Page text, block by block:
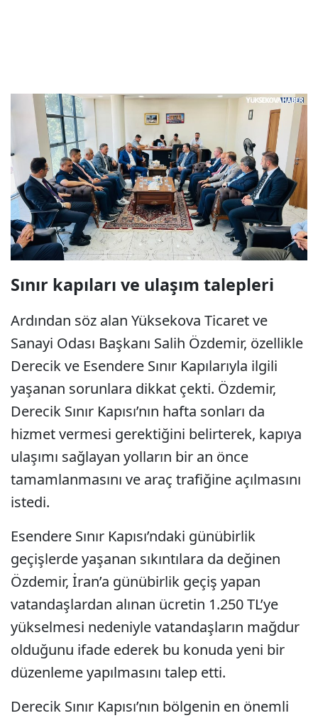
Sınır kapıları ve ulaşım talepleri
Ardından söz alan Yüksekova Ticaret ve
Sanayi Odası Başkanı Salih Özdemir, özellikle
Derecik ve Esendere Sınır Kapılarıyla ilgili
yaşanan sorunlara dikkat çekti. Özdemir,
Derecik Sınır Kapısı’nın hafta sonları da
hizmet vermesi gerektiğini belirterek, kapıya
ulaşımı sağlayan yolların bir an önce
tamamlanmasını ve araç trafiğine açılmasını
istedi.
Esendere Sınır Kapısı’ndaki günübirlik
geçişlerde yaşanan sıkıntılara da değinen
Özdemir, İran’a günübirlik geçiş yapan
vatandaşlardan alınan ücretin 1.250 TL’ye
yükselmesi nedeniyle vatandaşların mağdur
olduğunu ifade ederek bu konuda yeni bir
düzenleme yapılmasını talep etti.
Derecik Sınır Kapısı’nın bölgenin en önemli